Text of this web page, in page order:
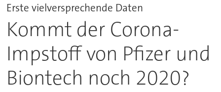
Erste vielversprechende Daten
Kommt der Corona-
Impstoff von Pfizer und
Biontech noch 2020?